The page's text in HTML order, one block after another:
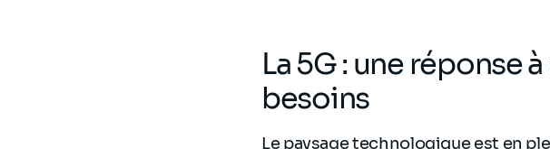
La 5G : une réponse
besoins
Le paysage technologique est en